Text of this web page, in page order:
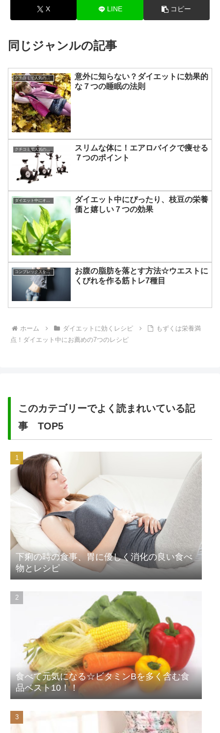
X LINE コピー
同じジャンルの記事
クチコミで人気のダイエット
意外に知らない？ダイエットに効果的
な７つの睡眠の法則
スリムな体に！エアロバイクで痩せる
７つのポイント
ダイエット中にオススメの食材
ダイエット中にぴったり、枝豆の栄養
価と嬉しい７つの効果
コンプレックスを克服する方法
お腹の脂肪を落とす方法☆ウエストに
くびれを作る筋トレ7種目
ホーム ダイエットに効くレシピ
もずくは栄養満
点！ダイエット中にお薦めの7つのレシピ
このカテゴリーでよく読まれいている記
事 TOP5
下痢の時の食事、胃に優しく消化の良い食べ
物とレシピ
食べて元気になる☆ビタミンBを多く含む食
品ベスト10！！